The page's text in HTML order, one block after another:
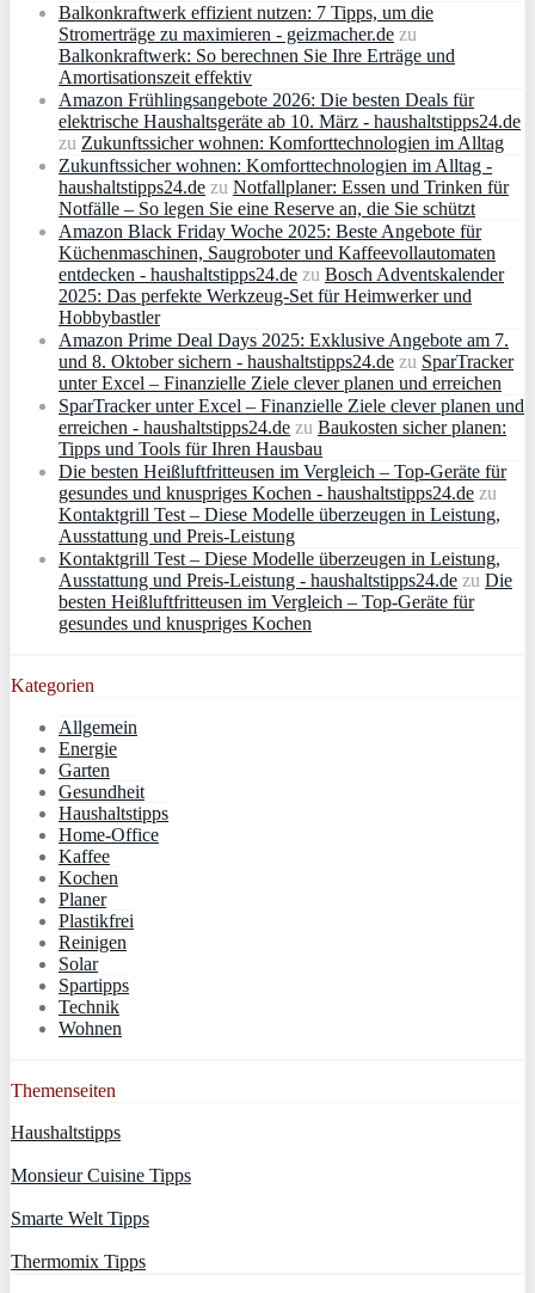
Balkonkraftwerk effizient nutzen: 7 Tipps, um die
Stromerträge zu maximieren - geizmacher.de zu
Balkonkraftwerk: So berechnen Sie Ihre Erträge und
Amortisationszeit effektiv
Amazon Frühlingsangebote 2026: Die besten Deals für
elektrische Haushaltsgeräte ab 10. März - haushaltstipps24.de
zu Zukunftssicher wohnen: Komforttechnologien im Alltag
Zukunftssicher wohnen: Komforttechnologien im Alltag -
haushaltstipps24.de zu Notfallplaner: Essen und Trinken für
Notfälle – So legen Sie eine Reserve an, die Sie schützt
Amazon Black Friday Woche 2025: Beste Angebote für
Küchenmaschinen, Saugroboter und Kaffeevollautomaten
entdecken - haushaltstipps24.de zu Bosch Adventskalender
2025: Das perfekte Werkzeug-Set für Heimwerker und
Hobbybastler
Amazon Prime Deal Days 2025: Exklusive Angebote am 7.
und 8. Oktober sichern - haushaltstipps24.de zu SparTracker
unter Excel – Finanzielle Ziele clever planen und erreichen
SparTracker unter Excel – Finanzielle Ziele clever planen und
erreichen - haushaltstipps24.de zu Baukosten sicher planen:
Tipps und Tools für Ihren Hausbau
Die besten Heißluftfritteusen im Vergleich – Top-Geräte für
gesundes und knuspriges Kochen - haushaltstipps24.de zu
Kontaktgrill Test – Diese Modelle überzeugen in Leistung,
Ausstattung und Preis-Leistung
Kontaktgrill Test – Diese Modelle überzeugen in Leistung,
Ausstattung und Preis-Leistung - haushaltstipps24.de zu Die
besten Heißluftfritteusen im Vergleich – Top-Geräte für
gesundes und knuspriges Kochen
Kategorien
Allgemein
Energie
Garten
Gesundheit
Haushaltstipps
Home-Office
Kaffee
Kochen
Planer
Plastikfrei
Reinigen
Solar
Spartipps
Technik
Wohnen
Themenseiten
Haushaltstipps
Monsieur Cuisine Tipps
Smarte Welt Tipps
Thermomix Tipps